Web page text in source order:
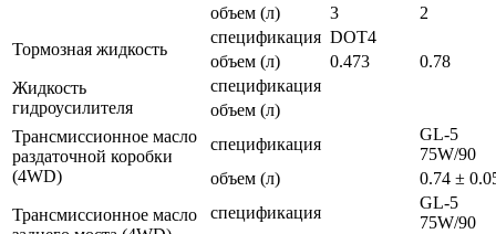
объем (л)
3
2
Тормозная жидкость
спецификация DOT4
объем (л)
0.473
0.78
Жидкость
гидроусилителя
спецификация
объем (л)
Трансмиссионное масло
раздаточной коробки
(4WD)
спецификация
GL-5
75W/90
объем (л)
0.74 ±
Трансмиссионное масло
спецификация
GL-5
75W/90